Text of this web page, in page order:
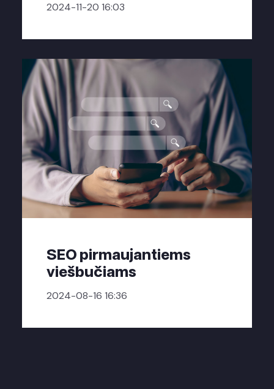
2024-11-20 16:03
SEO pirmaujantiems
viešbučiams
2024-08-16 16:36